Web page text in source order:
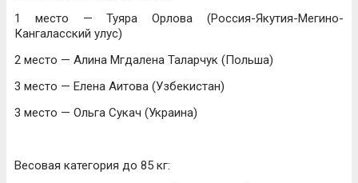
1 место — Туяра Орлова (Россия-Якутия-Мегино-
Кангаласский улус)
2 место — Алина Мгдалена Таларчук (Польша)
3 место — Елена Аитова (Узбекистан)
3 место — Ольга Сукач (Украина)
Весовая категория до 85 кг: